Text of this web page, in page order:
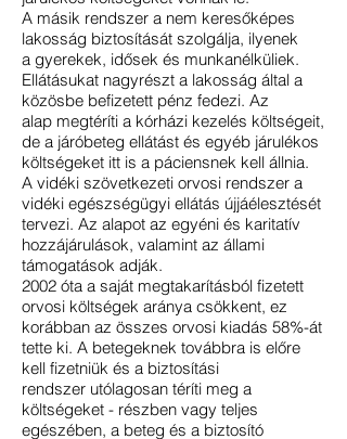
A másik rendszer a nem keresőképes
lakosság biztosítását szolgálja, ilyenek
a gyerekek, idősek és munkanélküliek.
Ellátásukat nagyrészt a lakosság által a
közösbe befizetett pénz fedezi. Az
alap megtéríti a kórházi kezelés költségeit,
de a járóbeteg ellátást és egyéb járulékos
költségeket itt is a páciensnek kell állnia.
A vidéki szövetkezeti orvosi rendszer a
vidéki egészségügyi ellátás újjáélesztését
tervezi. Az alapot az egyéni és karitatív
hozzájárulások, valamint az állami
támogatások adják.
2002 óta a saját megtakarításból fizetett
orvosi költségek aránya csökkent, ez
korábban az összes orvosi kiadás 58%-át
tette ki. A betegeknek továbbra is előre
kell fizetniük és a biztosítási
rendszer utólagosan téríti meg a
költségeket - részben vagy teljes
egészében, a beteg és a biztosító